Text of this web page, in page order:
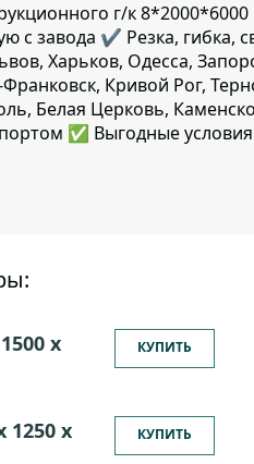
г/к
с завода ✔️ Резка, гибка,
Харьков, Одесса,
Кривой Рог,
Белая Церковь,
✅ Выгодные
х
КУПИТЬ
1250 х
КУПИТЬ